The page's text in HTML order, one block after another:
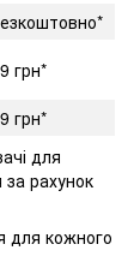
грн*
грн*
для
рахунок
для кожного